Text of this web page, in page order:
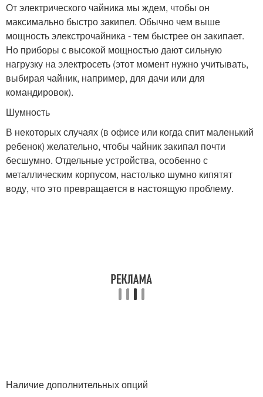
От электрического чайника мы ждем, чтобы он
максимально быстро закипел. Обычно чем выше
мощность элекстрочайника - тем быстрее он закипает.
Но приборы с высокой мощностью дают сильную
нагрузку на электросеть (этот момент нужно учитывать,
выбирая чайник, например, для дачи или для
командировок).
Шумность
В некоторых случаях (в офисе или когда спит маленький
ребенок) желательно, чтобы чайник закипал почти
бесшумно. Отдельные устройства, особенно с
металлическим корпусом, настолько шумно кипятят
воду, что это превращается в настоящую проблему.
Наличие дополнительных опций